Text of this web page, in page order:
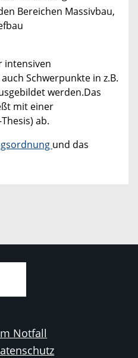
Bereichen Massivbau,
intensiven
Schwerpunkte in z.B.
werden.Das
mit einer
ab.
und das
Notfall